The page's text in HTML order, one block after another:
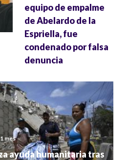
equipo de empalme
de Abelardo de la
Espriella, fue
condenado por falsa
denuncia
mes
ayuda humanitaria tras